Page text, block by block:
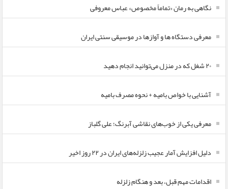
نگاهی به رمان «تماماً مخصوص» عباس معروفی
معرفی دستگاه ها و آوازها در موسیقی سنتی ایران
۲۰ شغل که در منزل می‌توانید انجام دهید
آشنایی با خواص بامیه + نحوه مصرف بامیه
معرفی یکی از خوب‌های نقاشی آبرنگ؛ علی گلباز
دلیل افزایش آمار عجیب زلزله‌های ایران در ۲۲ روز اخیر
اقدامات مهم قبل، بعد و هنگام زلزله